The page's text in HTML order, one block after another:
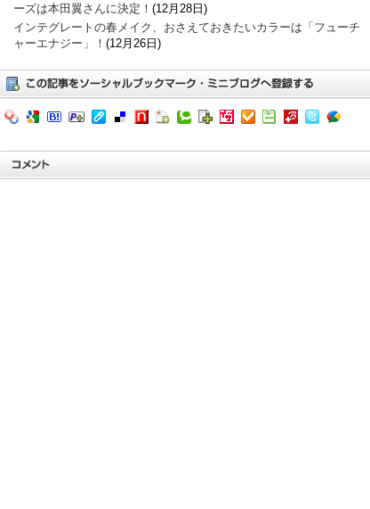
ーズは本田翼さんに決定！ (12月28日)
インテグレートの春メイク、おさえておきたいカラーは「フューチ
ャーエナジー」！ (12月26日)